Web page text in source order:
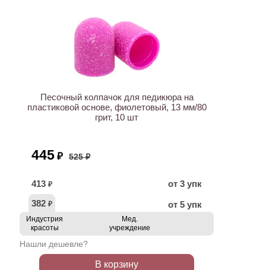
Песочный колпачок для педикюра на
пластиковой основе, фиолетовый, 13 мм/80
грит, 10 шт
445 ₽ 525 ₽
413 ₽
от 3 упк
382 ₽ от 5 упк
Индустрия
красоты
Мед.
учреждение
Нашли дешевле?
В корзину